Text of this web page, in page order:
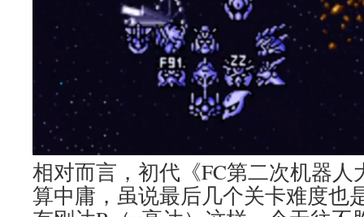
相对而言，初代《FC第二次机器人
算中庸，虽说最后几个关卡难度也